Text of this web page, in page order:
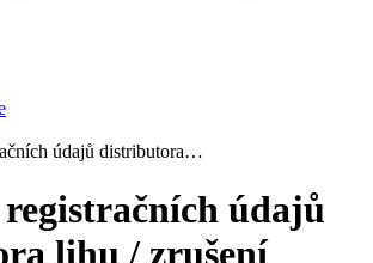
údajů distributora…
údajů
lihu / zrušení